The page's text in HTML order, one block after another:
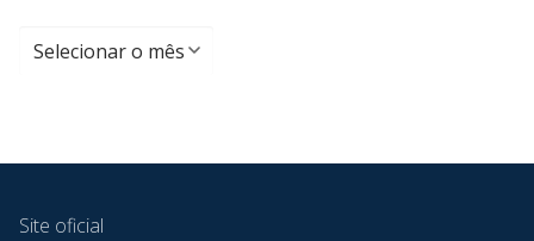
Site oficial